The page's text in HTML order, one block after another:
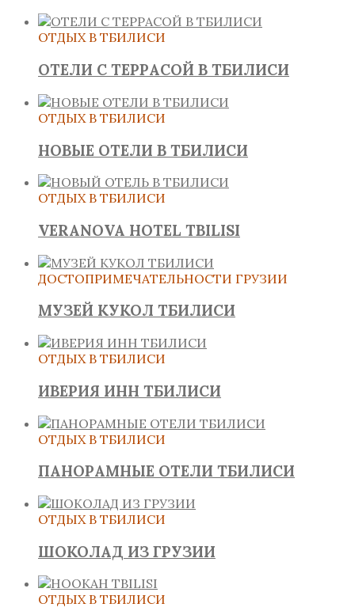
ОТДЫХ В ТБИЛИСИ
ОТЕЛИ С ТЕРРАСОЙ В ТБИЛИСИ
ОТДЫХ В ТБИЛИСИ
НОВЫЕ ОТЕЛИ В ТБИЛИСИ
ОТДЫХ В ТБИЛИСИ
VERANOVA HOTEL TBILISI
ДОСТОПРИМЕЧАТЕЛЬНОСТИ ГРУЗИИ
МУЗЕЙ КУКОЛ ТБИЛИСИ
ОТДЫХ В ТБИЛИСИ
ИВЕРИЯ ИНН ТБИЛИСИ
ОТДЫХ В ТБИЛИСИ
ПАНОРАМНЫЕ ОТЕЛИ ТБИЛИСИ
ОТДЫХ В ТБИЛИСИ
ШОКОЛАД ИЗ ГРУЗИИ
ОТДЫХ В ТБИЛИСИ